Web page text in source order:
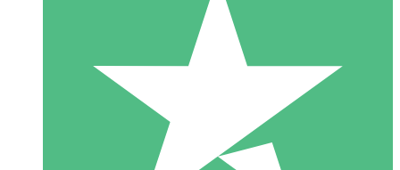
Pacotes de Créditos Individuais
Pague conforme o uso com créditos de download. Sem
1000